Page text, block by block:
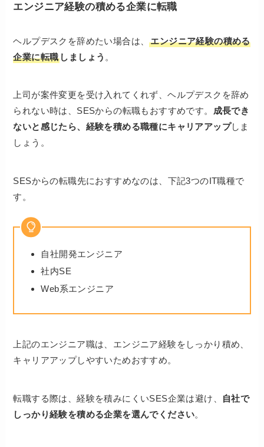
エンジニア経験の積める企業に転職
ヘルプデスクを辞めたい場合は、エンジニア経験の積める
企業に転職 しましょう 。
上司が案件変更を受け入れてくれず、ヘルプデスクを辞め
られない時は、SESからの転職もおすすめです。 成長でき
ないと感じたら、経験を積める職種にキャリアアップしま
しょう。
SESからの転職先におすすめなのは、下記3つのIT職種で
す。
自社開発エンジニア
社内SE
Web系エンジニア
上記のエンジニア職は、エンジニア経験をしっかり積め、
キャリアアップしやすいためおすすめ。
転職する際は、経験を積みにくいSES企業は避け、
自社で
しっかり経験を積める企業を選んでください。